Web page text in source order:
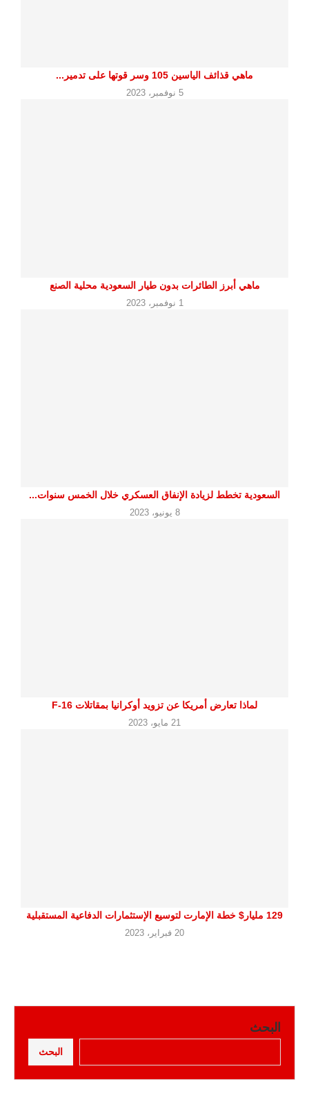
ماهي قذائف الياسين 105 وسر قوتها على تدمير...
5 نوفمبر، 2023
ماهي أبرز الطائرات بدون طيار السعودية محلية الصنع
1 نوفمبر، 2023
السعودية تخطط لزيادة الإنفاق العسكري خلال الخمس سنوات...
8 يونيو، 2023
لماذا تعارض أمريكا عن تزويد أوكرانيا بمقاتلات F-16
21 مايو، 2023
129 مليار$ خطة الإمارت لتوسيع الإستثمارات الدفاعية المستقبلية
20 فبراير، 2023
البحث
البحث